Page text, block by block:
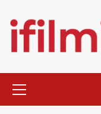
contenuto
principale